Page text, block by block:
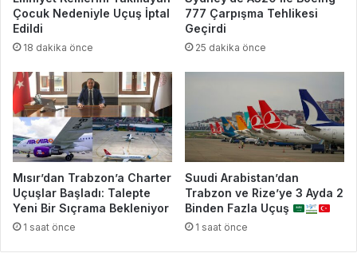
Çocuk Nedeniyle Uçuş İptal
Edildi
18 dakika önce
777 Çarpışma Tehlikesi
Geçirdi
25 dakika önce
Mısır’dan Trabzon’a Charter
Uçuşlar Başladı: Talepte
Yeni Bir Sıçrama Bekleniyor
1 saat önce
Suudi Arabistan’dan
Trabzon ve Rize’ye 3 Ayda 2
Binden Fazla Uçuş
1 saat önce